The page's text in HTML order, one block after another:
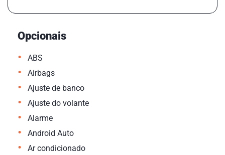
Opcionais
• ABS
• Airbags
• Ajuste de banco
• Ajuste do volante
• Alarme
• Android Auto
• Ar condicionado